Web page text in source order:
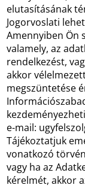
elutasításának
Jogorvoslati
Amennyiben Ön
valamely, az
rendelkezést,
akkor
megszüntetése
e-mail:
Tájékoztatjuk
vonatkozó
vagy ha az
kérelmét, akkor